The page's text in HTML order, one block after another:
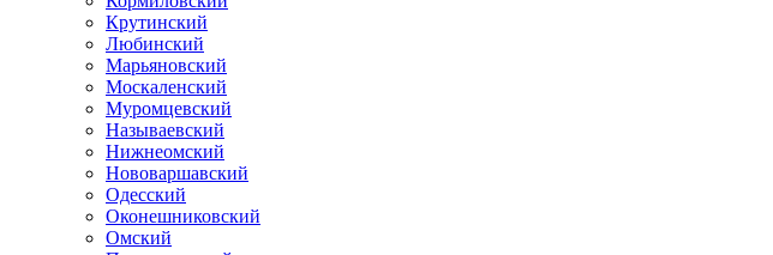
Крутинский
Любинский
Марьяновский
Москаленский
Муромцевский
Называевский
Нижнеомский
Нововаршавский
Одесский
Оконешниковский
Омский